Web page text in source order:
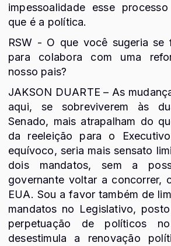
impessoalidade esse
que é a política.
RSW - O que você sugeria se
para colabora com uma
nosso pais?
JAKSON DUARTE – As
aqui, se sobreviverem às
Senado, mais atrapalham do
da reeleição para o
equívoco, seria mais sensato
dois mandatos, sem a
governante voltar a concorrer,
EUA. Sou a favor também de
mandatos no Legislativo,
perpetuação de políticos
desestimula a renovação